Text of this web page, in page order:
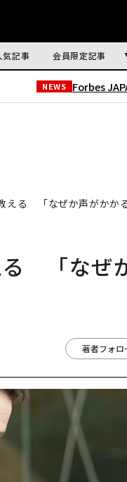
気記事 会員限定記事
NEWS Forbes
える 「なぜか声がかか
「なぜ
著者フォロ